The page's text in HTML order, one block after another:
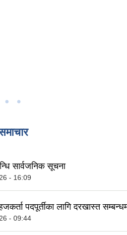
सार्वजनिक सूचना
- 16:09
पदपूर्तीका लागि दरखास्त
- 09:44